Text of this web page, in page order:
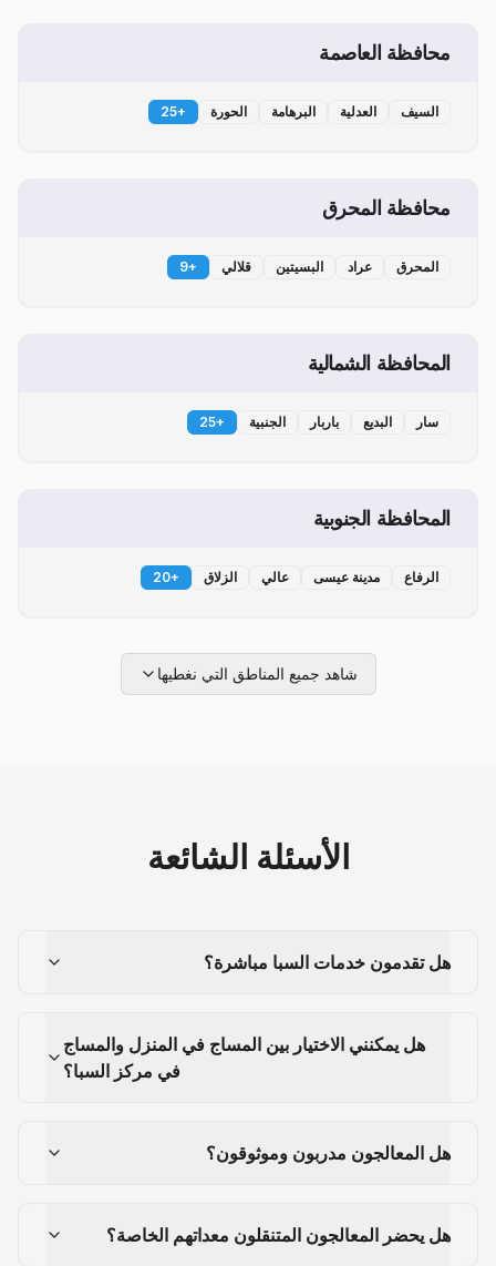
محافظة العاصمة
السيف العدلية البرهامة الحورة +
25
محافظة المحرق
المحرق عراد البسيتين قلالي +
9
المحافظة الشمالية
سار البديع باربار الجنبية +
25
المحافظة الجنوبية
الرفاع مدينة عيسى عالي الزلاق +
20
شاهد جميع المناطق التي نغطيها
الأسئلة الشائعة
هل تقدمون خدمات السبا مباشرة؟
هل يمكنني الاختيار بين المساج في المنزل والمساج
في مركز السبا؟
هل المعالجون مدربون وموثوقون؟
هل يحضر المعالجون المتنقلون معداتهم الخاصة؟